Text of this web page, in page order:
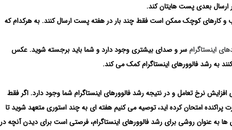
ارسال بعدی پست هایتان کند.
و کارهای کوچک ممکن است فقط چند بار در هفته پست ارسال کنند. به هرکدام که
اینستاگرامسر و صدای بیشتری وجود دارد و شما باید برجسته شوید. عکس
به رشد فالوورهای اینستاگرام کمک می کند.
نرخ تعامل و در نتیجه رشد فالوورهای اینستاگرام شما وجود دارد. اگر فقط
پراکنده امتحان کرده اید، توصیه می کنیم هفته ای به چند استوری متعهد شوید تا
ها به عنوان روشی برای رشد فالوورهای اینستاگرام، فرصتی است برای دیدن آنچه در